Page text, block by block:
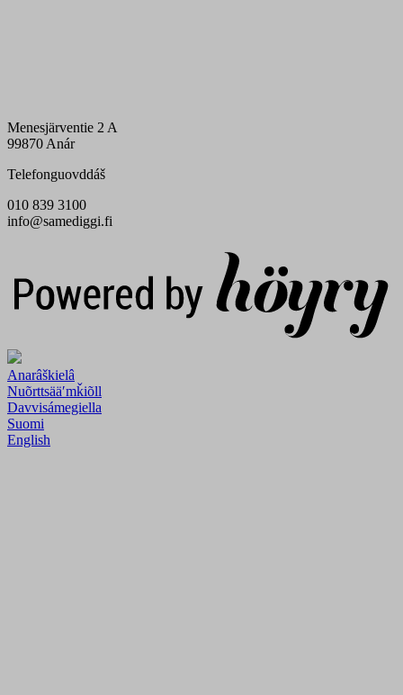
Menesjärventie 2 A
99870 Anár
Telefonguovddáš
010 839 3100
info@samediggi.fi
Anarâškielâ
Nuõrttsääʹmǩiõll
Davvisámegiella
Suomi
English